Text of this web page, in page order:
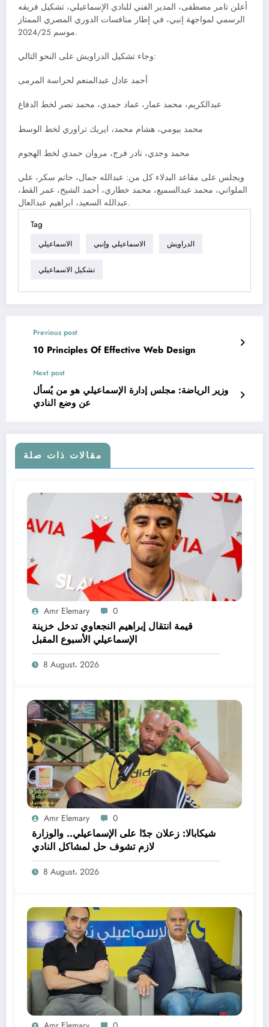
أعلن تامر مصطفى، المدير الفني للنادي الإسماعيلي، تشكيل فريقه
الرسمي لمواجهة إنبي، في إطار منافسات الدوري المصري الممتاز
موسم 2024/25.
وجاء تشكيل الدراويش على النحو التالي:
أحمد عادل عبدالمنعم لحراسة المرمى
عبدالكريم، محمد عمار، عماد حمدي، محمد نصر لخط الدفاع
محمد بيومي، هشام محمد، ايريك تراوري لخط الوسط
محمد وجدي، نادر فرج، مروان حمدي لخط الهجوم
ويجلس على مقاعد البدلاء كل من: عبدالله جمال، حاتم سكر، علي
الملواني، محمد عبدالسميع، محمد خطاري، أحمد الشيخ، عمر القط،
عبدالله السعيد، ابراهيم عبدالعال.
Tag
الاسماعيلي الاسماعيلي وإنبي الدراويش
تشكيل الاسماعيلي
Previous post
10 Principles Of Effective Web Design
Next post
وزير الرياضة: مجلس إدارة الإسماعيلي هو من يُسأل
عن وضع النادي
مقالات ذات صلة
Amr Elemary 0
قيمة انتقال إبراهيم النجعاوي تدخل خزينة
الإسماعيلي الأسبوع المقبل
8 August، 2026
Amr Elemary 0
شيكابالا: زعلان جدًا على الإسماعيلي.. والوزارة
لازم تشوف حل لمشاكل النادي
8 August، 2026